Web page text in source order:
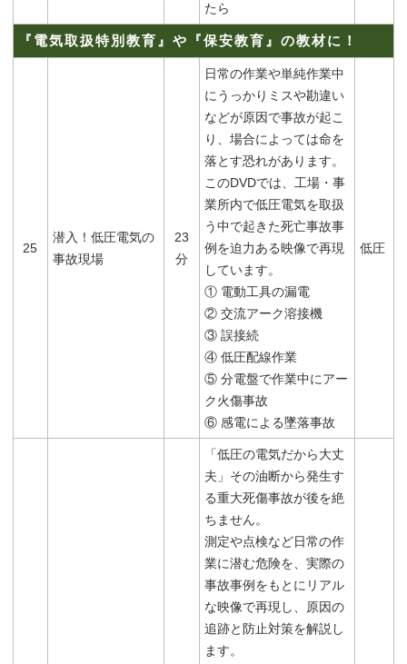
たら
『電気取扱特別教育』や『保安教育』の教材に！
25
潜入！低圧電気の
事故現場
23
分
日常の作業や単純作業中
にうっかりミスや勘違い
などが原因で事故が起こ
り、場合によっては命を
落とす恐れがあります。
このDVDでは、工場・事
業所内で低圧電気を取扱
う中で起きた死亡事故事
例を迫力ある映像で再現
しています。
① 電動工具の漏電
② 交流アーク溶接機
③ 誤接続
④ 低圧配線作業
⑤ 分電盤で作業中にアー
ク火傷事故
⑥ 感電による墜落事故
低圧
「低圧の電気だから大丈
夫」その油断から発生す
る重大死傷事故が後を絶
ちません。
測定や点検など日常の作
業に潜む危険を、実際の
事故事例をもとにリアル
な映像で再現し、原因の
追跡と防止対策を解説し
ます。